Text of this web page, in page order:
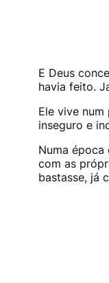
E Deus
havia feito.
Ele vive
inseguro e
Numa época
com as
bastasse, já